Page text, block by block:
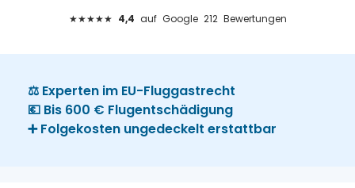
★★★★★ 4,4 auf Google 212 Bewertungen
⚖️ Experten im EU-Fluggastrecht
💶 Bis 600 € Flugentschädigung
➕ Folgekosten ungedeckelt erstattbar